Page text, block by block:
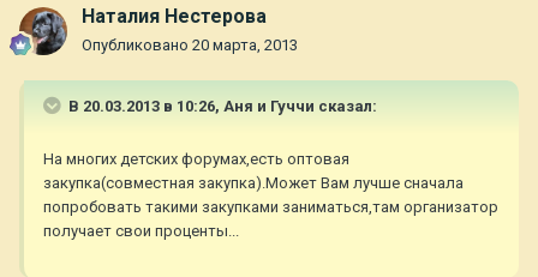
Наталия Нестерова
Опубликовано 20 марта, 2013
В 20.03.2013 в 10:26, Аня и Гуччи сказал:
На многих детских форумах,есть оптовая
закупка(совместная закупка).Может Вам лучше сначала
попробовать такими закупками заниматься,там организатор
получает свои проценты...